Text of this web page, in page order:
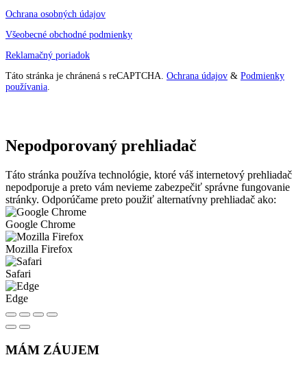
Ochrana osobných údajov
Všeobecné obchodné podmienky
Reklamačný poriadok
Táto stránka je chránená s reCAPTCHA. Ochrana údajov & Podmienky
používania.
Nepodporovaný prehliadač
Táto stránka používa technológie, ktoré váš internetový prehliadač
nepodporuje a preto vám nevieme zabezpečiť správne fungovanie
stránky. Odporúčame preto použiť alternatívny prehliadač ako:
Google Chrome
Mozilla Firefox
Safari
Edge
MÁM ZÁUJEM